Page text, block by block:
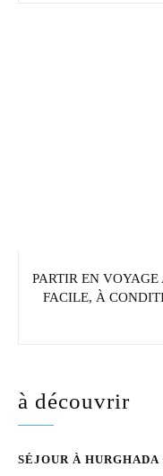
PARTIR EN
FACILE, À
à découvrir
SÉJOUR À